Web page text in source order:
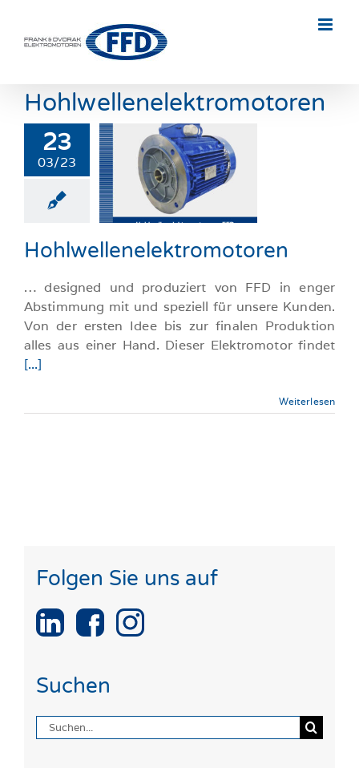
content
Hohlwellenelektromotoren
23
03/23
News
Hohlwellenelektromotoren
… designed und produziert von FFD in enger
Abstimmung mit und speziell für unsere Kunden.
Von der ersten Idee bis zur finalen Produktion
alles aus einer Hand. Dieser Elektromotor findet
[...]
Weiterlesen
Folgen Sie uns auf
Suchen
Suche
nach: